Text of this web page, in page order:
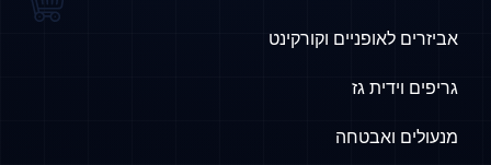
אביזרים לאופניים וקורקינט
גריפים וידית גז
מנעולים ואבטחה